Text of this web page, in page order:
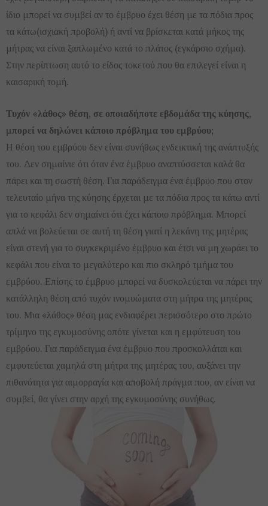
ίδιο μπορεί να συμβεί αν το έμβρυο έχει θέση με τα πόδια προς
τα κάτω(ισχιακή προβολή) ή αντί να βρίσκεται κατά μήκος της
μήτρας να είναι ξαπλωμένο κατά το πλάτος (εγκάρσιο σχήμα).
Στην περίπτωση αυτό το είδος τοκετού που θα επιλεγεί είναι η
καισαρική τομή.
Τυχόν «λάθος» θέση, σε οποιαδήποτε εβδομάδα της κύησης,
μπορεί να δηλώνει κάποιο πρόβλημα του εμβρύου;
Η θέση του εμβρύου δεν είναι συνήθως ενδεικτική της ανάπτυξής
του. Δεν σημαίνιε ότι όταν ένα έμβρυο αναπτύσσεται καλά θα
πάρει και τη σωστή θέση. Για παράδειγμα ένα έμβρυο που στον
τελευταίο μήνα της κύησης έρχεται με τα πόδια προς τα κάτω αντί
για το κεφάλι δεν σημαίνει ότι έχει κάποιο πρόβλημα. Μπορεί
απλά να βολεύεται σε αυτή τη θέση γιατί η λεκάνη της μητέρας
είναι στενή για το συγκεκριμένο έμβρυο και έτσι να μη χωράει το
κεφάλι που είναι το μεγαλύτερο και πιο σκληρό τμήμα του
εμβρύου. Επίσης το έμβρυο μπορεί να δυσκολεύεται να πάρει την
κατάλληλη θέση από τυχόν ινομυώματα στη μήτρα της μητέρας
του. Μια «λάθος» θέση μας ενδιαφέρει περισσότερο στο πρώτο
τρίμηνο της εγκυμοσύνης οπότε γίνεται και η εμφύτευση του
εμβρύου. Για παράδειγμα ένα έμβρυο που προσκολλάται και
εμφυτεύεται χαμηλά στη μήτρα της μητέρας του, αυξάνει την
πιθανότητα για αιμορραγία και αποβολή πράγμα που, αν είναι να
συμβεί, θα γίνει στην αρχή της εγκυμοσύνης συνήθως.